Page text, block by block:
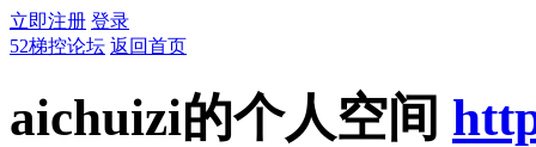
立即注册 登录
52梯控论坛 返回首页
aichuizi的个人空间